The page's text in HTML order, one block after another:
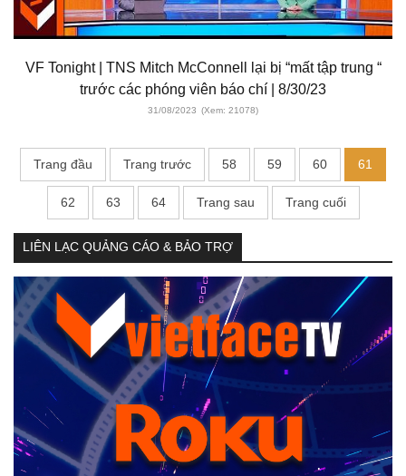
VF Tonight | TNS Mitch McConnell lại bị “mất tập trung “
trước các phóng viên báo chí | 8/30/23
31/08/2023 (Xem: 21078)
Trang đầu Trang trước 58 59 60 61
62 63 64 Trang sau Trang cuối
LIÊN LẠC QUẢNG CÁO & BẢO TRỢ